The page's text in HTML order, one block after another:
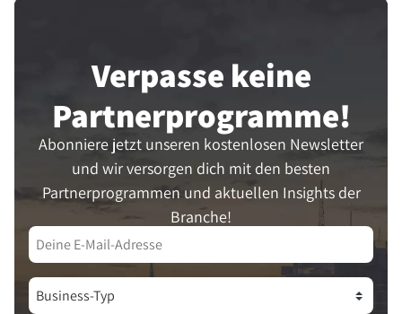
Verpasse keine
Partner­programme!
Abonniere jetzt unseren kostenlosen Newsletter
und wir versorgen dich mit den besten
Partnerprogrammen und aktuellen Insights der
Branche!